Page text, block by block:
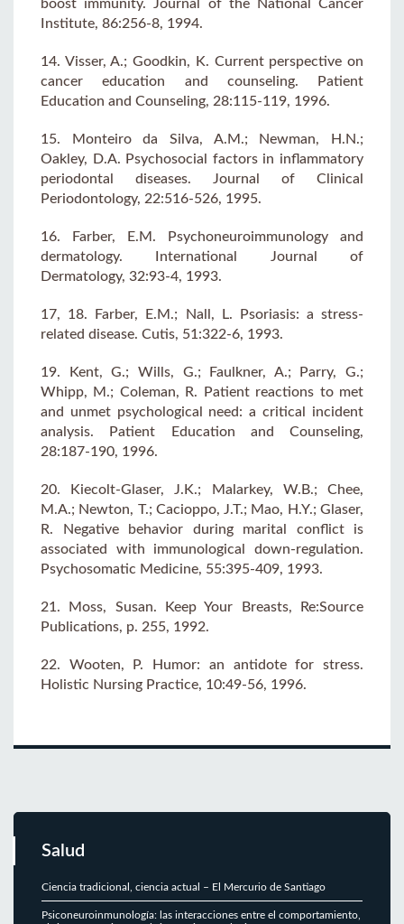
boost immunity. Journal of the National Cancer
Institute, 86:256-8, 1994.
14. Visser, A.; Goodkin, K. Current perspective on
cancer education and counseling. Patient
Education and Counseling, 28:115-119, 1996.
15. Monteiro da Silva, A.M.; Newman, H.N.;
Oakley, D.A. Psychosocial factors in inflammatory
periodontal diseases. Journal of Clinical
Periodontology, 22:516-526, 1995.
16. Farber, E.M. Psychoneuroimmunology and
dermatology. International Journal of
Dermatology, 32:93-4, 1993.
17, 18. Farber, E.M.; Nall, L. Psoriasis: a stress-
related disease. Cutis, 51:322-6, 1993.
19. Kent, G.; Wills, G.; Faulkner, A.; Parry, G.;
Whipp, M.; Coleman, R. Patient reactions to met
and unmet psychological need: a critical incident
analysis. Patient Education and Counseling,
28:187-190, 1996.
20. Kiecolt-Glaser, J.K.; Malarkey, W.B.; Chee,
M.A.; Newton, T.; Cacioppo, J.T.; Mao, H.Y.; Glaser,
R. Negative behavior during marital conflict is
associated with immunological down-regulation.
Psychosomatic Medicine, 55:395-409, 1993.
21. Moss, Susan. Keep Your Breasts, Re:Source
Publications, p. 255, 1992.
22. Wooten, P. Humor: an antidote for stress.
Holistic Nursing Practice, 10:49-56, 1996.
Salud
Ciencia tradicional, ciencia actual – El Mercurio de Santiago
Psiconeuroinmunología: las interacciones entre el comportamiento,